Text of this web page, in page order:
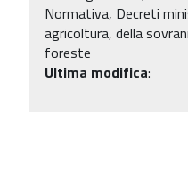
Normativa, Decreti
agricoltura, della
foreste
Ultima modifica: